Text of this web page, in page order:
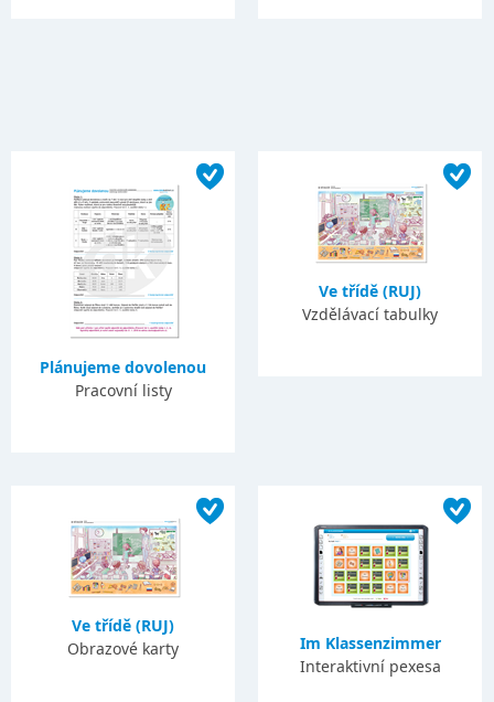
Plánujeme dovolenou
Pracovní listy
Ve třídě (RUJ)
Vzdělávací tabulky
Ve třídě (RUJ)
Obrazové karty
Im Klassenzimmer
Interaktivní pexesa